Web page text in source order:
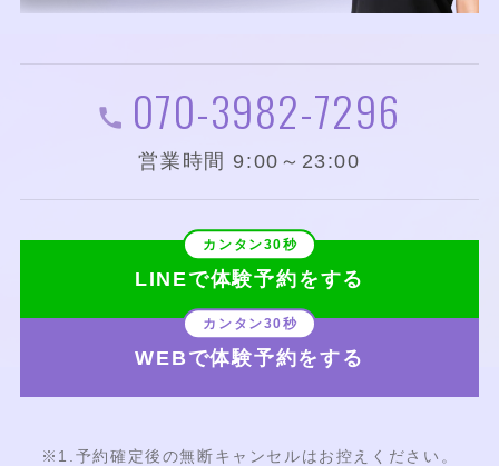
070-3982-7296
営業時間 9:00～23:00
LINEで体験予約をする
WEBで体験予約をする
※1.予約確定後の無断キャンセルはお控えください。